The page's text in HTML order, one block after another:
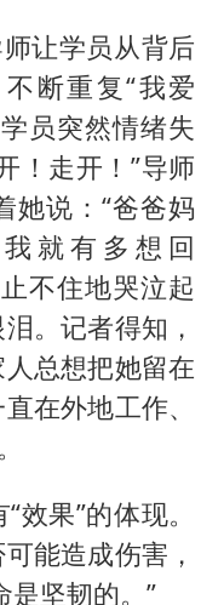
让学员从背后
断重复“我爱
员突然情绪失
！走开！”导师
她说：“爸爸妈
就有多想回
不住地哭泣起
。记者得知，
总想把她留在
在外地工作、
果”的体现。
能造成伤害，
是坚韧的。”